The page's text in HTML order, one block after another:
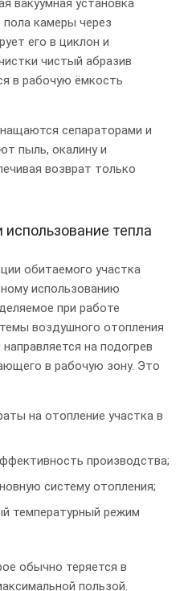
вакуумная установка
камеры через
его в циклон и
чистый абразив
в рабочую ёмкость
сепараторами и
пыль, окалину и
возврат только
тепла
обитаемого участка
использованию
при работе
воздушного отопления
на подогрев
в рабочую зону. Это
на отопление участка в
производства;
систему отопления;
температурный режим
обычно теряется в
пользой.